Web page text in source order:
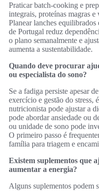
Praticar batch‑cooking e
integrais, proteínas magras e
Planear lanches equilibrados
de Portugal reduz
o plano semanalmente e
aumenta a sustentabilidade.
Quando deve procurar
ou especialista do sono?
Se a fadiga persiste apesar
exercício e gestão do stress,
nutricionista pode ajustar a
pode abordar ansiedade ou
ou unidade de sono pode
O primeiro passo é
família para triagem e
Existem suplementos que
aumentar a energia?
Alguns suplementos podem